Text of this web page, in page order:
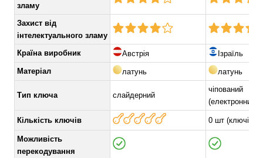
зламу
Захист від
інтелектуального зламу
Країна виробник
Австрія
Ізраїль
Матеріал
латунь латунь
Тип ключа слайдерний
чіпований
Кількість ключів 0 шт (ключі
Можливість
перекодування